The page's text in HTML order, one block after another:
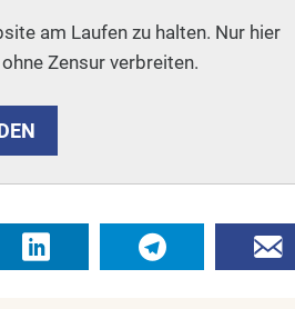
am Laufen zu halten. Nur hier
Zensur verbreiten.